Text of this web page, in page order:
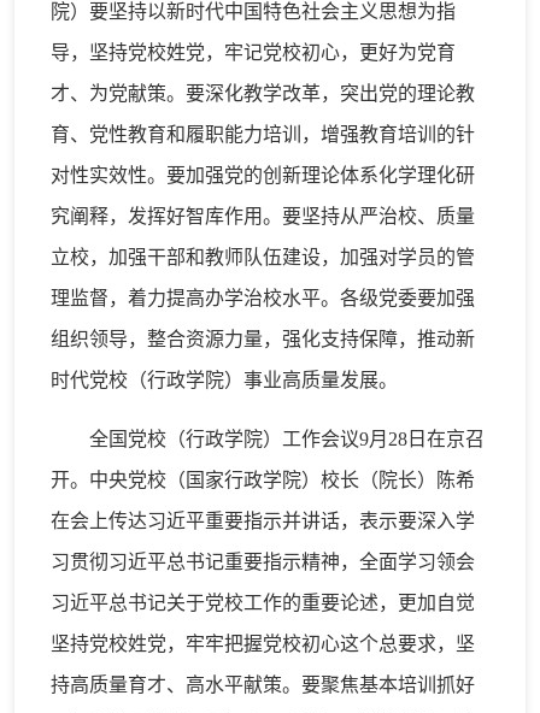
院）要坚持以新时代中国特色社会主义思想为指
导，坚持党校姓党，牢记党校初心，更好为党育
才、为党献策。要深化教学改革，突出党的理论教
育、党性教育和履职能力培训，增强教育培训的针
对性实效性。要加强党的创新理论体系化学理化研
究阐释，发挥好智库作用。要坚持从严治校、质量
立校，加强干部和教师队伍建设，加强对学员的管
理监督，着力提高办学治校水平。各级党委要加强
组织领导，整合资源力量，强化支持保障，推动新
时代党校（行政学院）事业高质量发展。
全国党校（行政学院）工作会议9月28日在京召
开。中央党校（国家行政学院）校长（院长）陈希
在会上传达习近平重要指示并讲话，表示要深入学
习贯彻习近平总书记重要指示精神，全面学习领会
习近平总书记关于党校工作的重要论述，更加自觉
坚持党校姓党，牢牢把握党校初心这个总要求，坚
持高质量育才、高水平献策。要聚焦基本培训抓好